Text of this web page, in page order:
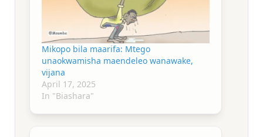
Mikopo bila maarifa: Mtego
unaokwamisha maendeleo wanawake,
vijana
April 17, 2025
In "Biashara"